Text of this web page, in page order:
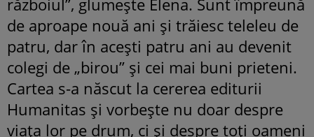
de aproape nouă ani și trăiesc teleleu de
patru, dar în acești patru ani au devenit
colegi de „birou” și cei mai buni prieteni.
Cartea s-a născut la cererea editurii
Humanitas și vorbește nu doar despre
viața lor pe drum, ci și despre toți oameni